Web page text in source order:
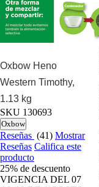
Oxbow Heno
Western Timothy,
1.13 kg
SKU 130693
Oxbow
Reseñas (41) Mostrar
Reseñas Califica este
producto
25% de descuento
VIGENCIA DEL 07